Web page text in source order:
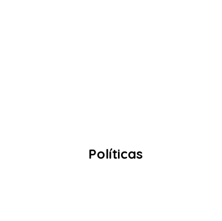
Políticas